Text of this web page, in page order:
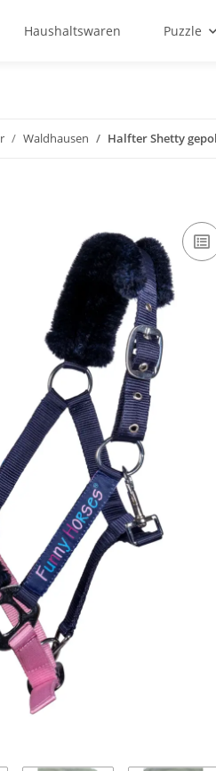
Haushaltswaren Puzzle
Waldhausen Halfter Shetty